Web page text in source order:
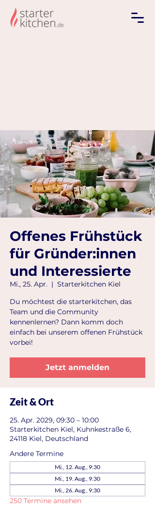
Offenes Frühstück
für Gründer:innen
und Interessierte
Mi., 25. Apr.
  |
Starterkitchen Kiel
Du möchtest die starterkitchen, das
Team und die Community
kennenlernen? Dann komm doch
einfach bei unserem offenen Frühstück
vorbei!
Jetzt anmelden
Zeit & Ort
25. Apr. 2029, 09:30 – 10:00
Starterkitchen Kiel, Kuhnkestraße 6,
24118 Kiel, Deutschland
Andere Termine
Mi., 12. Aug., 9:30
Mi., 19. Aug., 9:30
Mi., 26. Aug., 9:30
250 Termine ansehen